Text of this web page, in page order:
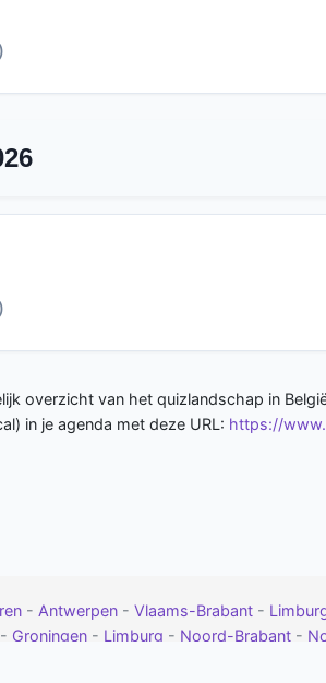
overzicht van het quizlandschap in
in je agenda met deze URL: https://
- Antwerpen - Vlaams-Brabant -
- Groningen - Limburg - Noord-Brabant -